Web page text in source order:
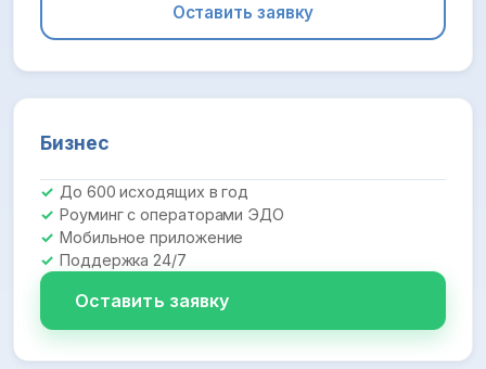
Оставить заявку
Бизнес
До 600 исходящих в год
Роуминг с операторами ЭДО
Мобильное приложение
Поддержка 24/7
Оставить заявку